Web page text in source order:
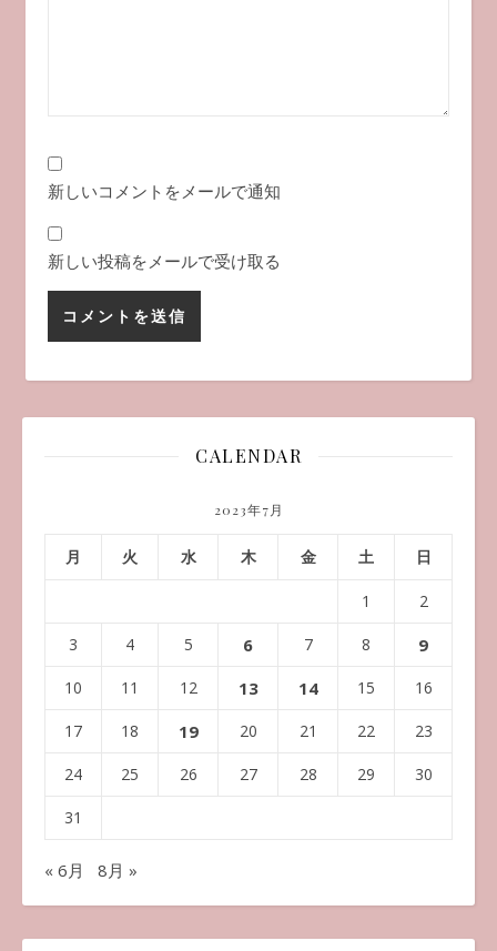
新しいコメントをメールで通知
新しい投稿をメールで受け取る
CALENDAR
2023年7月
月 火 水 木 金 土 日
1 2
3 4 5 6 7 8 9
10 11 12 13 14 15 16
17 18 19 20 21 22 23
24 25 26 27 28 29 30
31
« 6月 8月 »